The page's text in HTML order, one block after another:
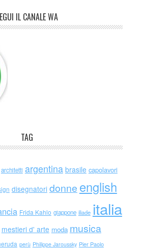
IL CANALE WA
TAG
architetti argentina brasile capolavori
disegnatori donne english
Frida Kahlo giappone iliade italia
mestieri d' arte moda musica
perù Philippe Jaroussky Pier Paolo